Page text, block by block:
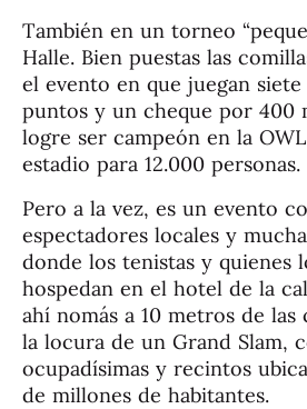
También en un torneo
Halle. Bien puestas las
el evento en que juegan
puntos y un cheque por 400
logre ser campeón en la
estadio para 12.000 personas.
Pero a la vez, es un evento
espectadores locales y
donde los tenistas y quienes
hospedan en el hotel de la
ahí nomás a 10 metros de las
la locura de un Grand Slam,
ocupadísimas y recintos
de millones de habitantes.